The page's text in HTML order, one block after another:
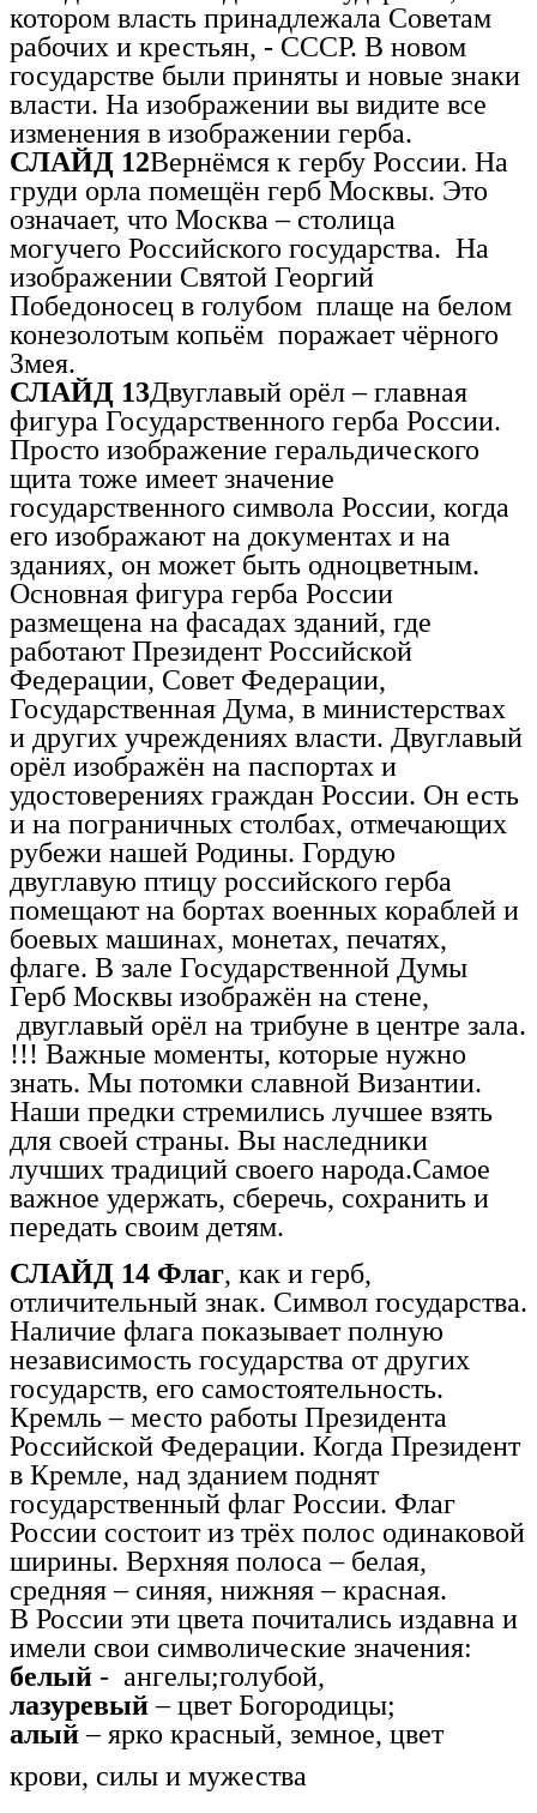
котором власть принадлежала Советам
рабочих и крестьян, - СССР. В новом
государстве были приняты и новые знаки
власти. На изображении вы видите все
изменения в изображении герба.
СЛАЙД 12Вернёмся к гербу России. На
груди орла помещён герб Москвы. Это
означает, что Москва – столица
могучего Российского государства. На
изображении Святой Георгий
Победоносец в голубом плаще на белом
конезолотым копьём поражает чёрного
Змея.
СЛАЙД 13Двуглавый орёл – главная
фигура Государственного герба России.
Просто изображение геральдического
щита тоже имеет значение
государственного символа России, когда
его изображают на документах и на
зданиях, он может быть одноцветным.
Основная фигура герба России
размещена на фасадах зданий, где
работают Президент Российской
Федерации, Совет Федерации,
Государственная Дума, в министерствах
и других учреждениях власти. Двуглавый
орёл изображён на паспортах и
удостоверениях граждан России. Он есть
и на пограничных столбах, отмечающих
рубежи нашей Родины. Гордую
двуглавую птицу российского герба
помещают на бортах военных кораблей и
боевых машинах, монетах, печатях,
флаге. В зале Государственной Думы
Герб Москвы изображён на стене,
двуглавый орёл на трибуне в центре зала.
!!! Важные моменты, которые нужно
знать. Мы потомки славной Византии.
Наши предки стремились лучшее взять
для своей страны. Вы наследники
лучших традиций своего народа.Самое
важное удержать, сберечь, сохранить и
передать своим детям.
СЛАЙД 14 Флаг, как и герб,
отличительный знак. Символ государства.
Наличие флага показывает полную
независимость государства от других
государств, его самостоятельность.
Кремль – место работы Президента
Российской Федерации. Когда Президент
в Кремле, над зданием поднят
государственный флаг России. Флаг
России состоит из трёх полос одинаковой
ширины. Верхняя полоса – белая,
средняя – синяя, нижняя – красная.
В России эти цвета почитались издавна и
имели свои символические значения:
белый - ангелы;голубой,
лазуревый– цвет Богородицы;
алый– ярко красный, земное, цвет
крови, силы и мужества